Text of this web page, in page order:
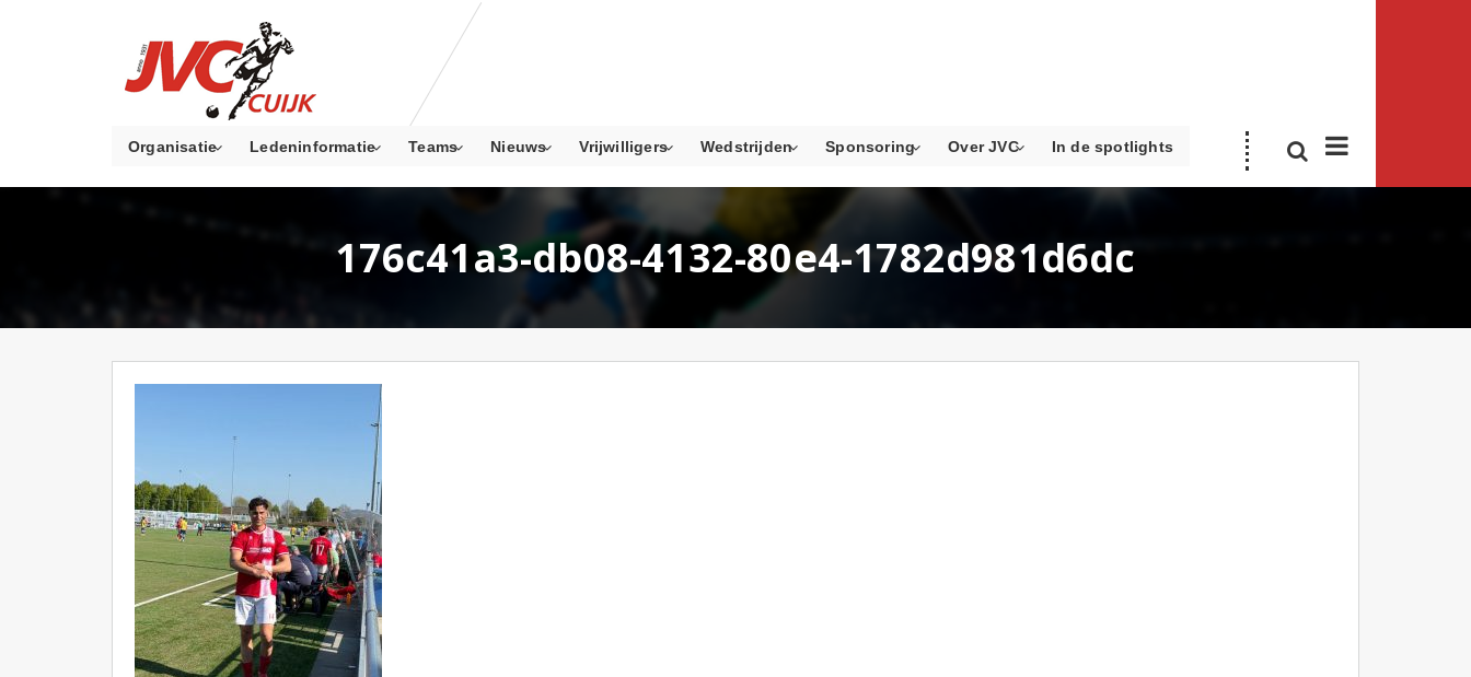
Organisatie Ledeninformatie Teams Nieuws Vrijwilligers Wedstrijden Sponsoring Over JVC In de spotlights
176c41a3-db08-4132-80e4-1782d981d6dc